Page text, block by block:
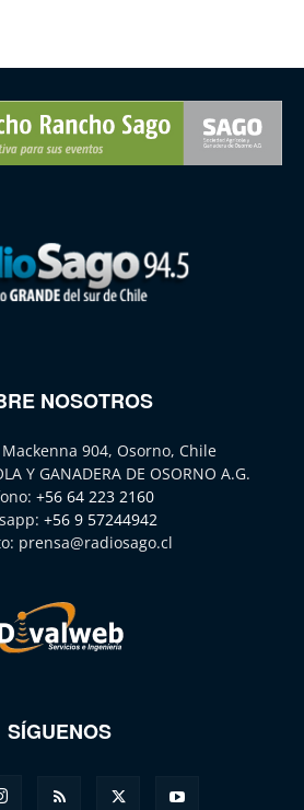
NOSOTROS
904, Osorno, Chile
Y GANADERA DE OSORNO A.G.
+56 64 223 2160
+56 9 57244942
prensa@radiosago.cl
SÍGUENOS